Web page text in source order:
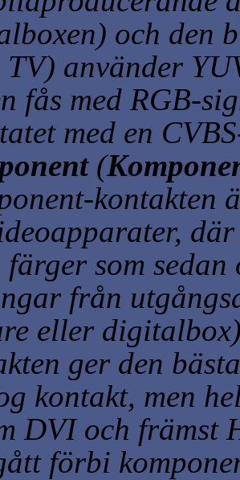
och den
TV) använder
fås med RGB-
med en
(
kontakten
som
från
eller
ger den
kontakt, men
DVI och
förbi